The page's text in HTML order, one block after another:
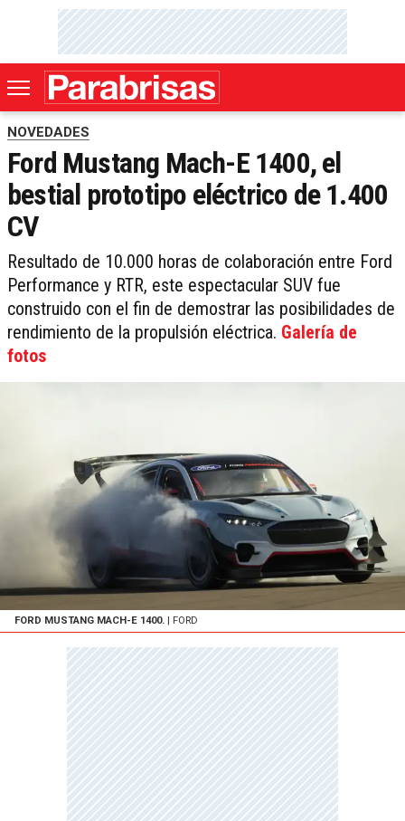
NOVEDADES
Ford Mustang Mach-E 1400, el
bestial prototipo eléctrico de 1.400
CV
Resultado de 10.000 horas de colaboración entre Ford
Performance y RTR, este espectacular SUV fue
construido con el fin de demostrar las posibilidades de
rendimiento de la propulsión eléctrica. Galería de
fotos
FORD MUSTANG MACH-E 1400. | FORD